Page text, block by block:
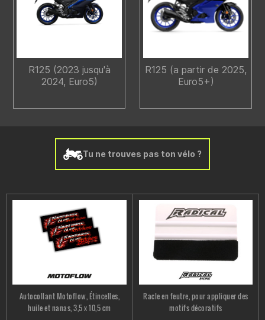
R125 (2023 jusqu'à
2024, Euro5)
R125 (a partir de 2025,
Euro5+)
Tu ne trouves pas ton vélo ?
Autocollant Motoflow, Étincelles,
huile et nanas, 3,5 x 10,5 cm
Racle en feutre, pour appliquer des
motifs décoratifs